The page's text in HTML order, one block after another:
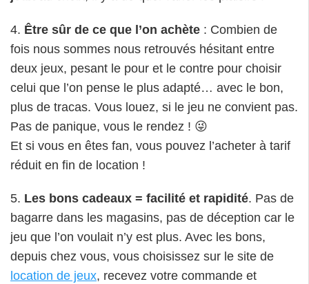
4. Être sûr de ce que l’on achète : Combien de
fois nous sommes nous retrouvés hésitant entre
deux jeux, pesant le pour et le contre pour choisir
celui que l’on pense le plus adapté… avec le bon,
plus de tracas. Vous louez, si le jeu ne convient pas.
Pas de panique, vous le rendez ! 😜
Et si vous en êtes fan, vous pouvez l’acheter à tarif
réduit en fin de location !
5. Les bons cadeaux = facilité et rapidité. Pas de
bagarre dans les magasins, pas de déception car le
jeu que l’on voulait n’y est plus. Avec les bons,
depuis chez vous, vous choisissez sur le site de
location de jeux, recevez votre commande et